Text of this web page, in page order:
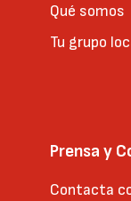
Qué somos
Tu grupo
Prensa y
Contacta